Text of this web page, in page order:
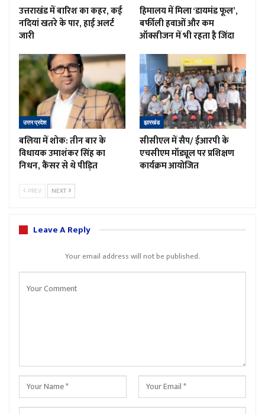
उत्तराखंड में बारिश का कहर, कई
नदियां खतरे के पार, हाई अलर्ट
जारी
हिमालय में मिला ‘डायमंड फूल’,
बर्फीली हवाओं और कम
ऑक्सीजन में भी रहता है जिंदा
उत्तर प्रदेश
बलिया में शोक: तीन बार के
विधायक उमाशंकर सिंह का
निधन, कैंसर से थे पीड़ित
झारखंड
सीसीएल में सैप/ ईआरपी के
एचसीएम मॉड्यूल पर प्रशिक्षण
कार्यक्रम आयोजित
PREV NEXT
Leave A Reply
Your email address will not be published.